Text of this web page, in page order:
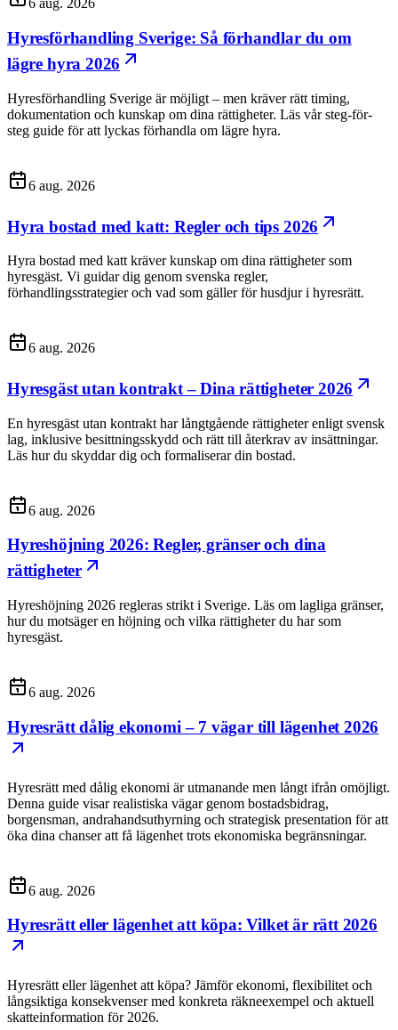
6 aug. 2026
Hyresförhandling Sverige: Så förhandlar du om
lägre hyra 2026
Hyresförhandling Sverige är möjligt – men kräver rätt timing,
dokumentation och kunskap om dina rättigheter. Läs vår steg-för-
steg guide för att lyckas förhandla om lägre hyra.
6 aug. 2026
Hyra bostad med katt: Regler och tips 2026
Hyra bostad med katt kräver kunskap om dina rättigheter som
hyresgäst. Vi guidar dig genom svenska regler,
förhandlingsstrategier och vad som gäller för husdjur i hyresrätt.
6 aug. 2026
Hyresgäst utan kontrakt – Dina rättigheter 2026
En hyresgäst utan kontrakt har långtgående rättigheter enligt svensk
lag, inklusive besittningsskydd och rätt till återkrav av insättningar.
Läs hur du skyddar dig och formaliserar din bostad.
6 aug. 2026
Hyreshöjning 2026: Regler, gränser och dina
rättigheter
Hyreshöjning 2026 regleras strikt i Sverige. Läs om lagliga gränser,
hur du motsäger en höjning och vilka rättigheter du har som
hyresgäst.
6 aug. 2026
Hyresrätt dålig ekonomi – 7 vägar till lägenhet 2026
Hyresrätt med dålig ekonomi är utmanande men långt ifrån omöjligt.
Denna guide visar realistiska vägar genom bostadsbidrag,
borgensman, andrahandsuthyrning och strategisk presentation för att
öka dina chanser att få lägenhet trots ekonomiska begränsningar.
6 aug. 2026
Hyresrätt eller lägenhet att köpa: Vilket är rätt 2026
Hyresrätt eller lägenhet att köpa? Jämför ekonomi, flexibilitet och
långsiktiga konsekvenser med konkreta räkneexempel och aktuell
skatteinformation för 2026.